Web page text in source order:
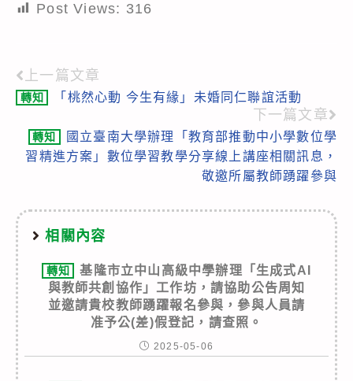
Post Views: 316
Read
more
articles
上一篇文章
轉知 「桃然心動 今生有緣」未婚同仁聯誼活動
下一篇文章
轉知
國立臺南大學辦理「教育部推動中小學數位學
習精進方案」數位學習教學分享線上講座相關訊息，
敬邀所屬教師踴躍參與
相關內容
轉知
基隆市立中山高級中學辦理「生成式AI
與教師共創協作」工作坊，請協助公告周知
並邀請貴校教師踴躍報名參與，參與人員請
准予公(差)假登記，請查照。
2025-05-06